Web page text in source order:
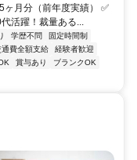
ヶ月分（前年度実績） ✅
活躍！裁量ある...
学歴不問
固定時間制
通費全額支給
経験者歓迎
賞与あり
ブランクOK